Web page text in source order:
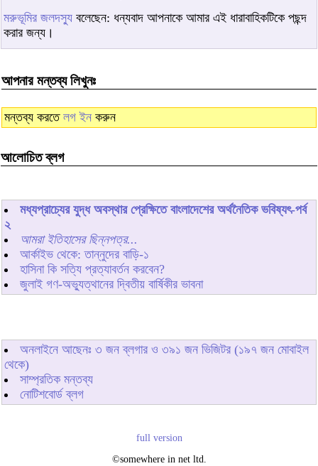
মরুভূমির জলদস্যু বলেছেন: ধন্যবাদ আপনাকে আমার এই ধারাবাহিকটিকে পছন্দ
করার জন্য।
আপনার মন্তব্য লিখুনঃ
মন্তব্য করতে লগ ইন করুন
আলোচিত ব্লগ
মধ্যপ্রাচ্যের যুদ্ধ অবস্থার প্রেক্ষিতে বাংলাদেশের অর্থনৈতিক ভবিষ্যৎ-পর্ব
২
আমরা ইতিহাসের ছিন্নপত্র...
আর্কাইভ থেকে: তান্নুদের বাড়ি-১
হাসিনা কি সত্যি প্রত্যাবর্তন করবেন?
জুলাই গণ-অভ্যুত্থানের দ্বিতীয় বার্ষিকীর ভাবনা
অনলাইনে আছেনঃ ৩ জন ব্লগার ও ৩৯১ জন ভিজিটর (১৯৭ জন মোবাইল
থেকে)
সাম্প্রতিক মন্তব্য
নোটিশবোর্ড ব্লগ
full version
©somewhere in net ltd.